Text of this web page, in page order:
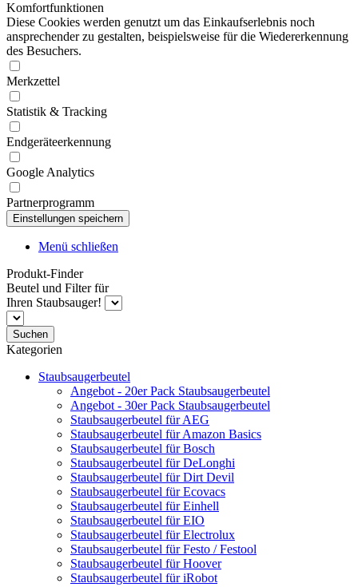
Komfortfunktionen
Diese Cookies werden genutzt um das Einkaufserlebnis noch
ansprechender zu gestalten, beispielsweise für die Wiedererkennung
des Besuchers.
Merkzettel
Statistik & Tracking
Endgeräteerkennung
Google Analytics
Partnerprogramm
Menü schließen
Produkt-Finder
Beutel und Filter für
Ihren Staubsauger!
Suchen
Kategorien
Staubsaugerbeutel
Angebot - 20er Pack Staubsaugerbeutel
Angebot - 30er Pack Staubsaugerbeutel
Staubsaugerbeutel für AEG
Staubsaugerbeutel für Amazon Basics
Staubsaugerbeutel für Bosch
Staubsaugerbeutel für DeLonghi
Staubsaugerbeutel für Dirt Devil
Staubsaugerbeutel für Ecovacs
Staubsaugerbeutel für Einhell
Staubsaugerbeutel für EIO
Staubsaugerbeutel für Electrolux
Staubsaugerbeutel für Festo / Festool
Staubsaugerbeutel für Hoover
Staubsaugerbeutel für iRobot